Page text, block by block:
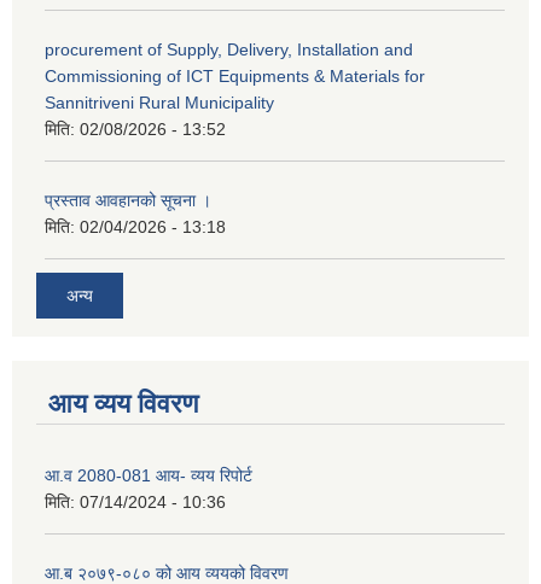
procurement of Supply, Delivery, Installation and
Commissioning of ICT Equipments & Materials for
Sannitriveni Rural Municipality
मिति: 02/08/2026 - 13:52
प्रस्ताव आवहानको सूचना ।
मिति: 02/04/2026 - 13:18
अन्य
आय व्यय विवरण
आ.व 2080-081 आय- व्यय रिपोर्ट
मिति: 07/14/2024 - 10:36
आ.ब २०७९-०८० को आय व्ययको विवरण